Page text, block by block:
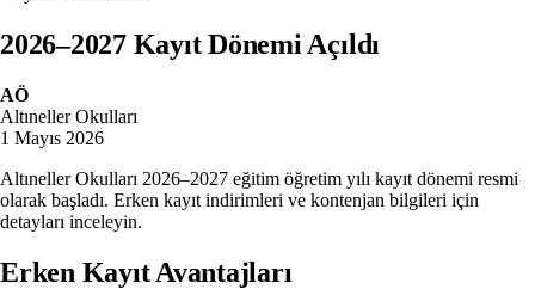
2026–2027 Kayıt Dönemi Açıldı
AÖ
Altıneller Okulları
1 Mayıs 2026
Altıneller Okulları 2026–2027 eğitim öğretim yılı kayıt dönemi resmi
olarak başladı. Erken kayıt indirimleri ve kontenjan bilgileri için
detayları inceleyin.
Erken Kayıt Avantajları